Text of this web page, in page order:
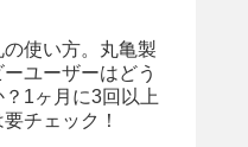
の使い方。丸亀製
ユーザーはどう
1ヶ月に3回以上
チェック！